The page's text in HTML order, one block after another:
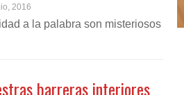
2016
a la palabra son misteriosos
barreras interiores